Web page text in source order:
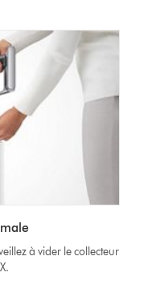
à vider le collecteur